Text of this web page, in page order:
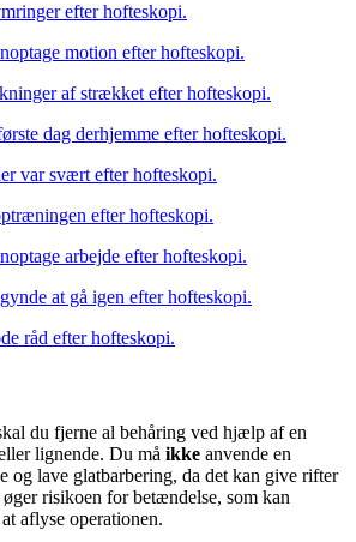
efter hofteskopi.
motion efter hofteskopi.
af strækket efter hofteskopi.
dag derhjemme efter hofteskopi.
var svært efter hofteskopi.
efter hofteskopi.
arbejde efter hofteskopi.
at gå igen efter hofteskopi.
råd efter hofteskopi.
du fjerne al behåring ved hjælp af en
lignende. Du må ikke anvende en
og lave glatbarbering, da det kan give rifter
risikoen for betændelse, som kan
aflyse operationen.